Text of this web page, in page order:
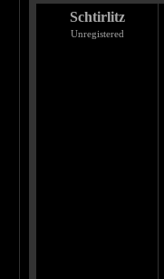
Schtirlitz
Unregistered